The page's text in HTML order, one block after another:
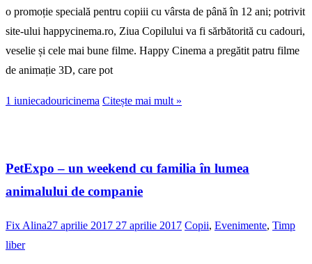
o promoție specială pentru copiii cu vârsta de până în 12 ani; potrivit
site-ului happycinema.ro, Ziua Copilului va fi sărbătorită cu cadouri,
veselie și cele mai bune filme. Happy Cinema a pregătit patru filme
de animație 3D, care pot
1 iuniecadouricinema Citește mai mult »
PetExpo – un weekend cu familia în lumea
animalului de companie
Fix Alina27 aprilie 2017 27 aprilie 2017 Copii, Evenimente, Timp
liber